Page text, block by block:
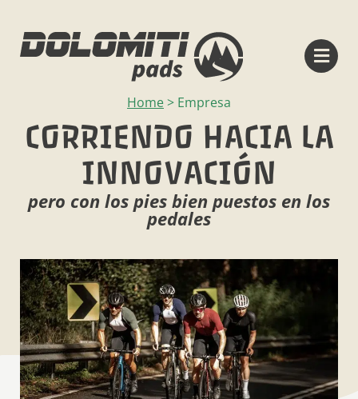
Home> Empresa
CORRIENDO HACIA LA
INNOVACIÓN
pero con los pies bien puestos en los
pedales